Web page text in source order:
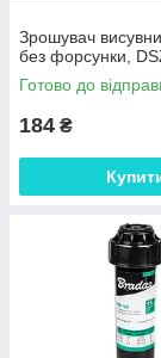
Зрошувач
без форсунки,
Готово до
184 ₴